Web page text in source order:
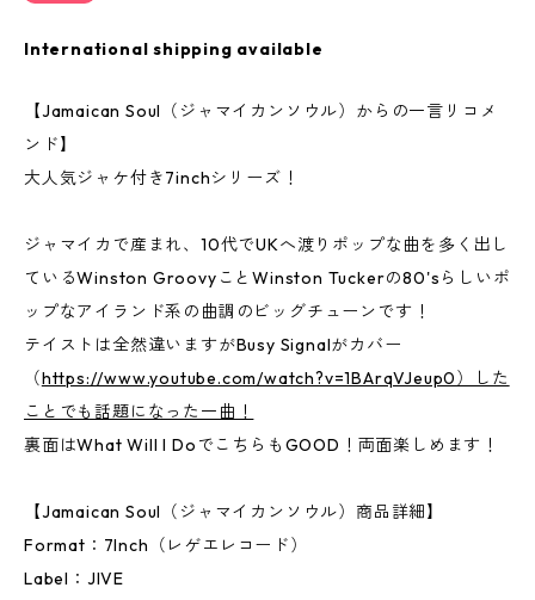
International shipping available
【Jamaican Soul（ジャマイカンソウル）からの一言リコメ
ンド】
大人気ジャケ付き7inchシリーズ！
ジャマイカで産まれ、10代でUKへ渡りポップな曲を多く出し
ているWinston GroovyことWinston Tuckerの80'sらしいポ
ップなアイランド系の曲調のビッグチューンです！
テイストは全然違いますがBusy Signalがカバー
（https://www.youtube.com/watch?v=1BArqVJeup0）した
ことでも話題になった一曲！
裏面はWhat Will I DoでこちらもGOOD！両面楽しめます！
【Jamaican Soul（ジャマイカンソウル）商品詳細】
Format：7Inch（レゲエレコード）
Label：JIVE